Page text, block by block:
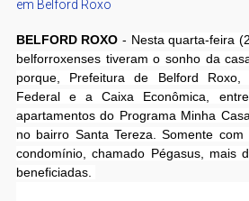
em Belford Roxo
BELFORD ROXO - Nesta quarta-feira
belforroxenses tiveram o sonho da
porque, Prefeitura de Belford
Federal e a Caixa Econômica,
apartamentos do Programa Minha
no bairro Santa Tereza. Somente
condomínio, chamado Pégasus, mais
beneficiadas.